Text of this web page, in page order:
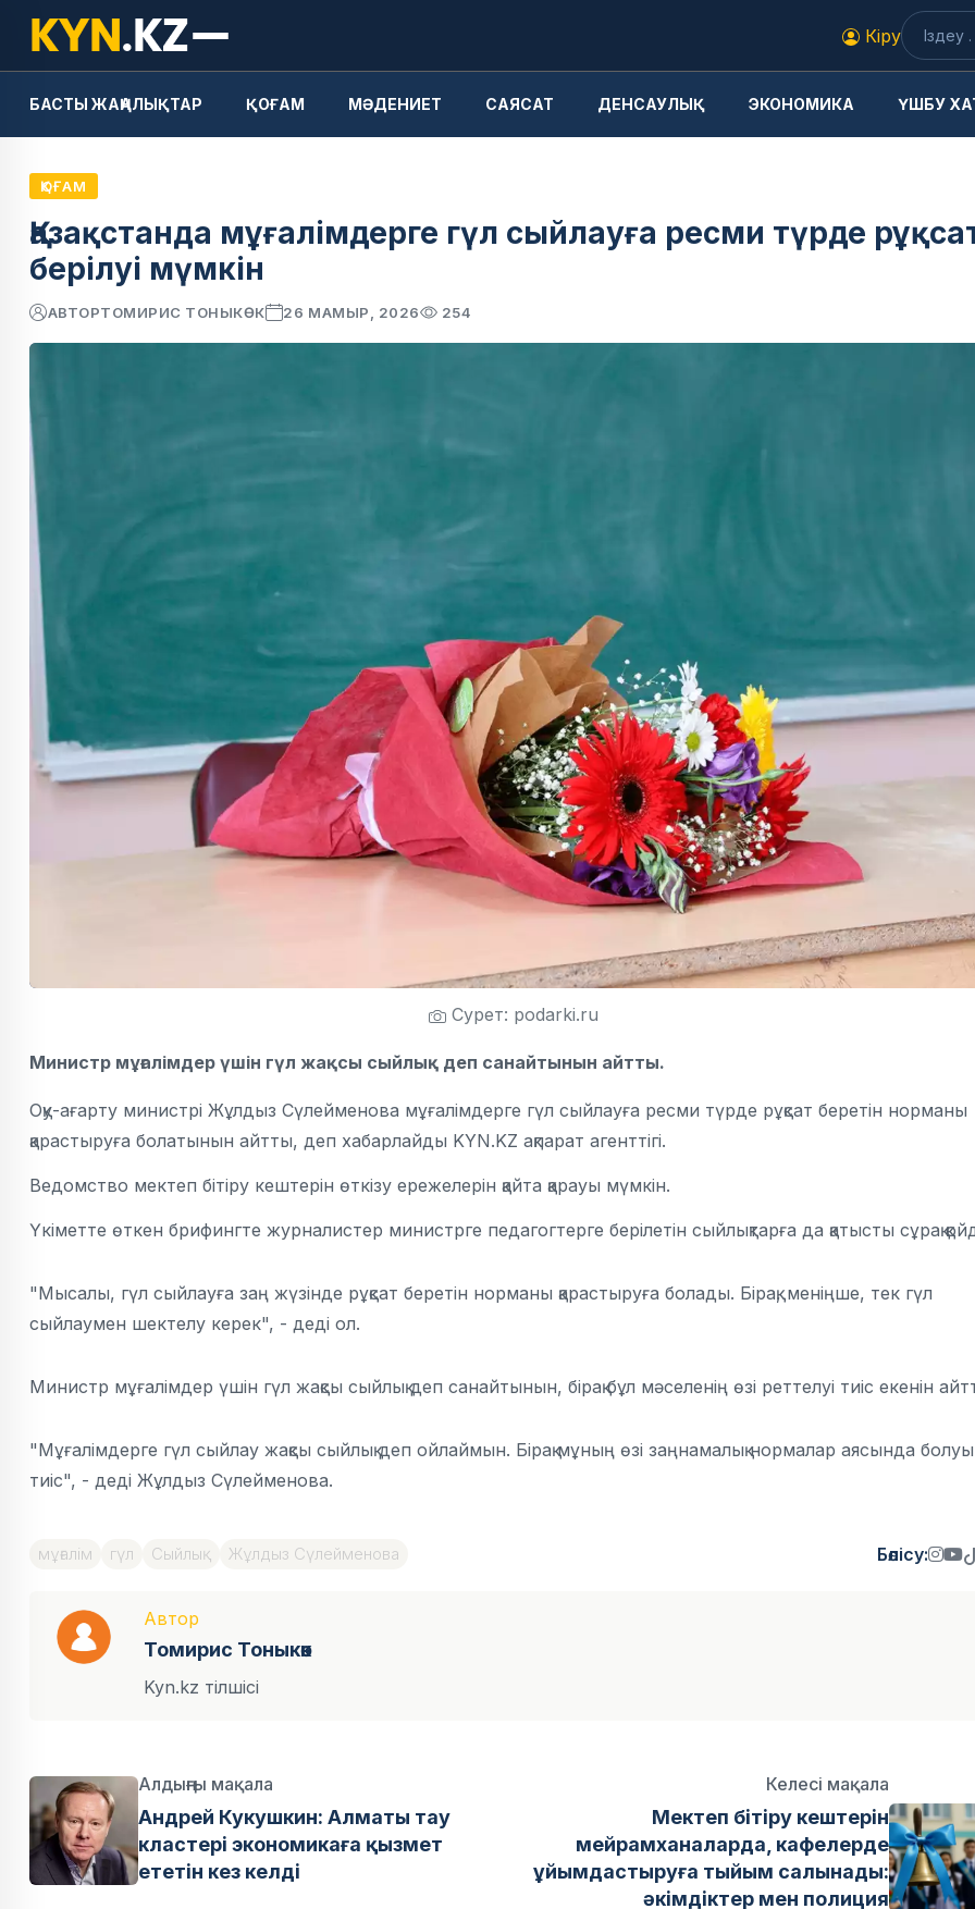
Кіру
БАСТЫ ЖАҢАЛЫҚТАР ҚОҒАМ МӘДЕНИЕТ САЯСАТ ДЕНСАУЛЫҚ ЭКОНОМИКА ҮШБУ
ҚОҒАМ
Қазақстанда мұғалімдерге гүл сыйлауға ресми түрде
берілуі мүмкін
АВТОРТОМИРИС ТОНЫКӨК 26 МАМЫР, 2026 254
Сурет: podarki.ru
Министр мұғалімдер үшін гүл жақсы сыйлық деп санайтынын айтты.
Оқу-ағарту министрі Жұлдыз Сүлейменова мұғалімдерге гүл сыйлауға ресми түрде рұқсат беретін норманы
қарастыруға болатынын айтты, деп хабарлайды KYN.KZ ақпарат агенттігі.
Ведомство мектеп бітіру кештерін өткізу ережелерін қайта қарауы мүмкін.
Үкіметте өткен брифингте журналистер министрге педагогтерге берілетін сыйлықтарға да қатысты сұрақ
"Мысалы, гүл сыйлауға заң жүзінде рұқсат беретін норманы қарастыруға болады. Бірақ, меніңше, тек гүл
сыйлаумен шектелу керек", - деді ол.
Министр мұғалімдер үшін гүл жақсы сыйлық деп санайтынын, бірақ бұл мәселенің өзі реттелуі тиіс екенін
"Мұғалімдерге гүл сыйлау жақсы сыйлық деп ойлаймын. Бірақ мұның өзі заңнамалық нормалар аясында болуы
тиіс", - деді Жұлдыз Сүлейменова.
мұғалім гүл Сыйлық Жұлдыз Сүлейменова Бөлісу:
Автор
Томирис Тоныкөк
Kyn.kz тілшісі
Алдыңғы мақала
Андрей Кукушкин: Алматы тау
кластері экономикаға қызмет
ететін кез келді
Келесі мақала
Мектеп бітіру кештерін
мейрамханаларда, кафелерде
ұйымдастыруға тыйым салынады:
әкімдіктер мен полиция